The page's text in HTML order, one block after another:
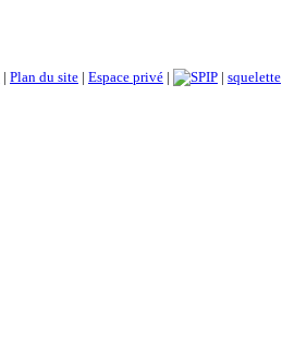
| Plan du site | Espace privé | | squelette